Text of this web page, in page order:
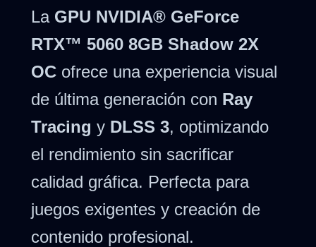
La GPU NVIDIA® GeForce
RTX™ 5060 8GB Shadow 2X
OC ofrece una experiencia visual
de última generación con Ray
Tracing y DLSS 3, optimizando
el rendimiento sin sacrificar
calidad gráfica. Perfecta para
juegos exigentes y creación de
contenido profesional.